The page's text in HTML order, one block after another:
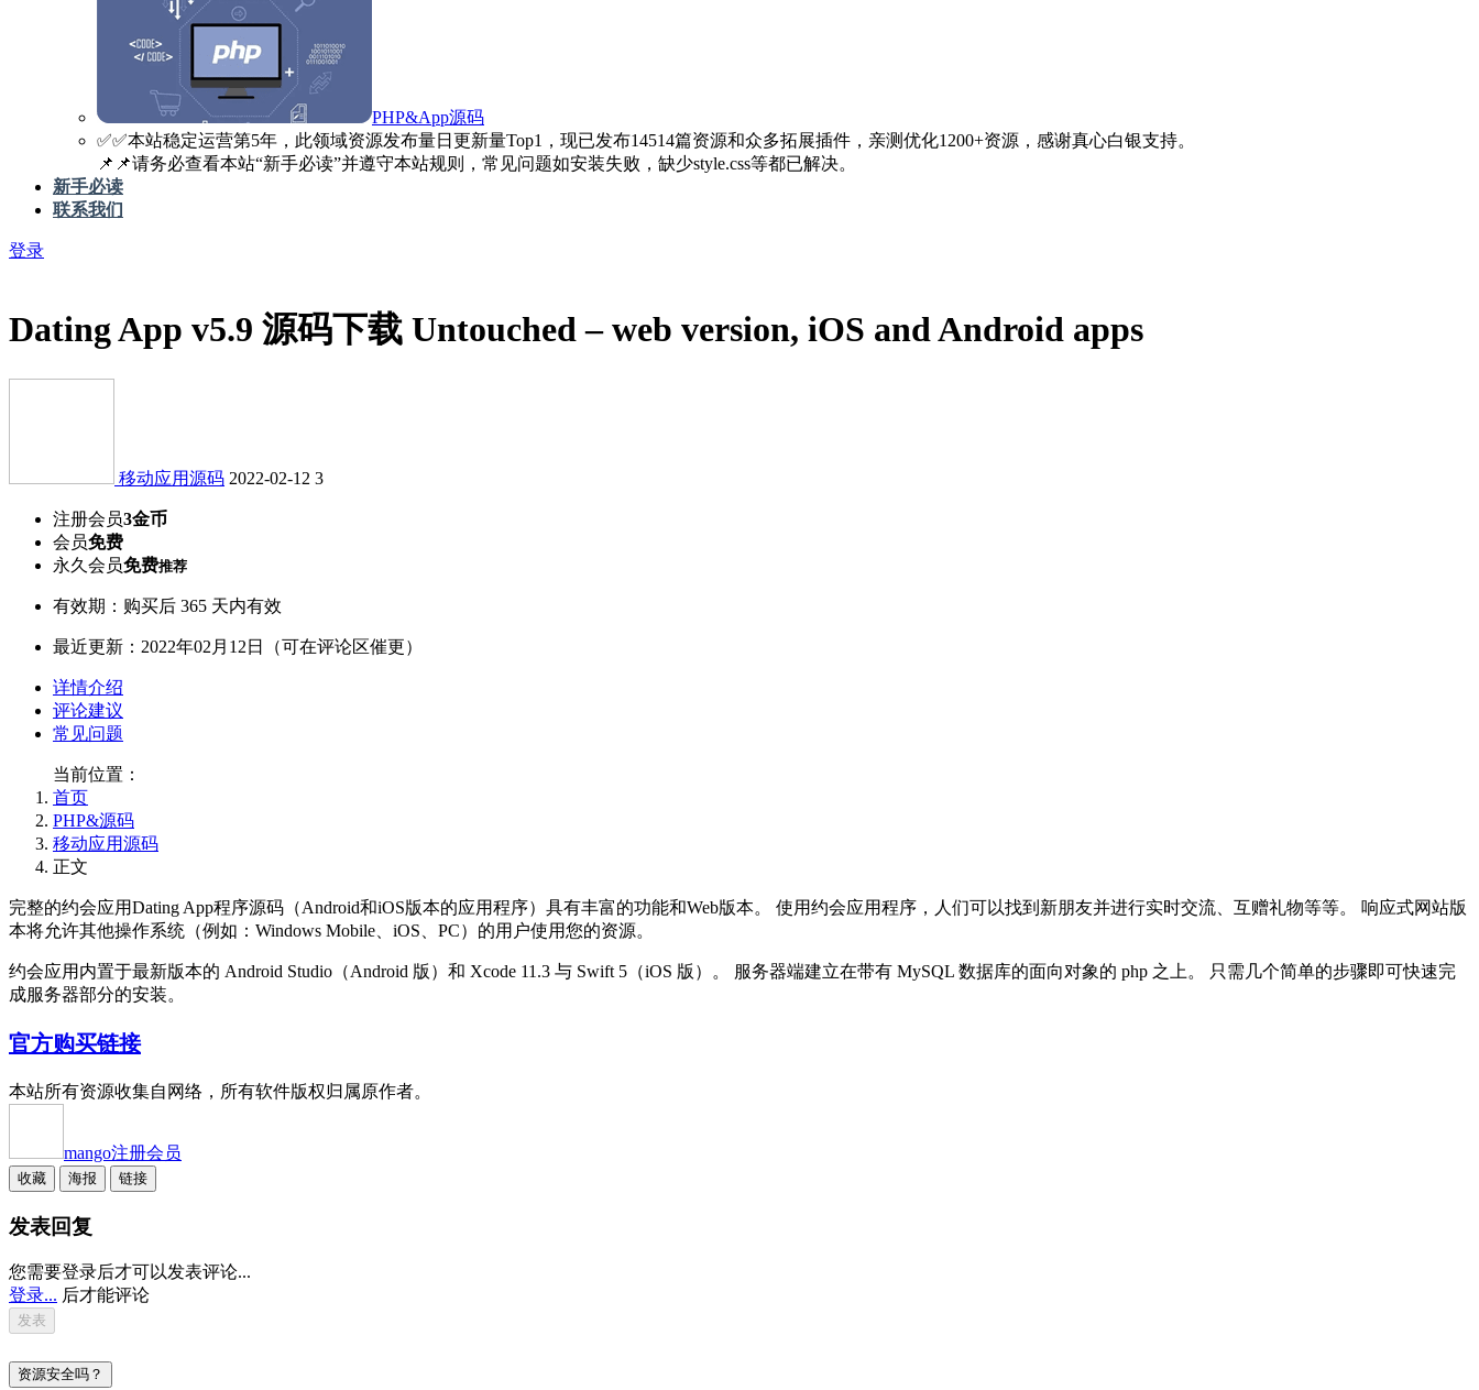
PHP&App源码
✅️✅️本站稳定运营第5年，此领域资源发布量日更新量Top1，现已发布14514篇资源和众多拓展插件，亲测优化1200+资源，感谢真心白银支持。
📌📌请务必查看本站“新手必读”并遵守本站规则，常见问题如安装失败，缺少style.css等都已解决。
新手必读
联系我们
登录
Dating App v5.9 源码下载 Untouched – web version, iOS and Android apps
移动应用源码 2022-02-12 3
注册会员3金币
会员免费
永久会员免费推荐
有效期：购买后 365 天内有效
最近更新：2022年02月12日（可在评论区催更）
详情介绍
评论建议
常见问题
当前位置：
首页
PHP&源码
移动应用源码
正文
完整的约会应用Dating App程序源码（Android和iOS版本的应用程序）具有丰富的功能和Web版本。 使用约会应用程序，人们可以找到新朋友并进行实时交流、互赠礼物等等。 响应式网站版
本将允许其他操作系统（例如：Windows Mobile、iOS、PC）的用户使用您的资源。
约会应用内置于最新版本的 Android Studio（Android 版）和 Xcode 11.3 与 Swift 5（iOS 版）。 服务器端建立在带有 MySQL 数据库的面向对象的 php 之上。 只需几个简单的步骤即可快速完
成服务器部分的安装。
官方购买链接
本站所有资源收集自网络，所有软件版权归属原作者。
mango注册会员
收藏 海报 链接
发表回复
您需要登录后才可以发表评论...
登录... 后才能评论
资源安全吗？